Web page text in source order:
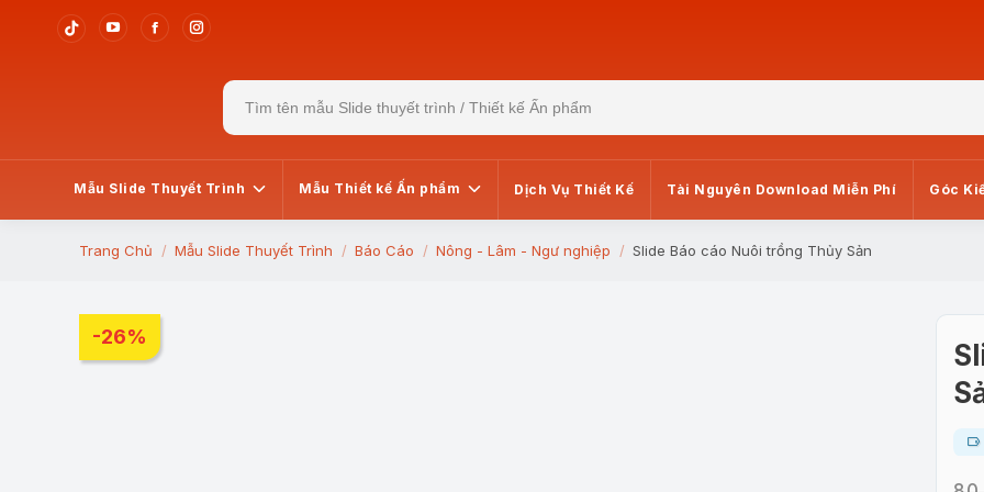
Tiktok
window
YouTube
window
Facebook
window
Instagram
opens
window
Search
for:
Mẫu Slide Thuyết Trình Mẫu Thiết kế Ấn phẩm Dịch Vụ Thiết Kế Tài Nguyên Download Miễn Phí Góc
You are here:
Trang Chủ Mẫu Slide Thuyết Trình Báo Cáo Nông - Lâm - Ngư nghiệp Slide Báo cáo Nuôi trồng Thủy Sản
-26%